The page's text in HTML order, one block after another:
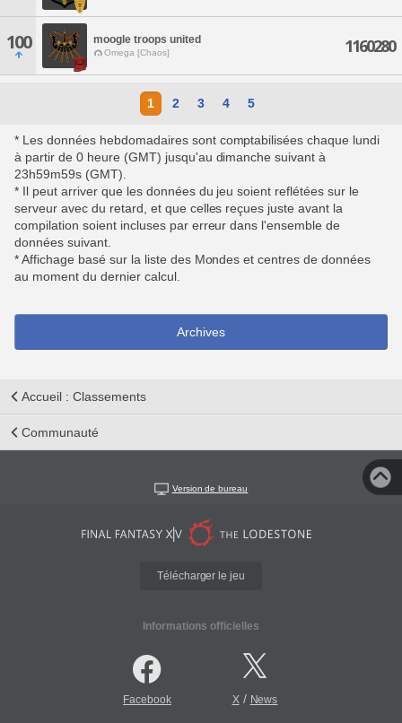
100 moogle troops united
Omega [Chaos] 1160280
1 2 3 4 5
* Les données hebdomadaires sont comptabilisées chaque lundi
à partir de 0 heure (GMT) jusqu'au dimanche suivant à
23h59m59s (GMT).
* Il peut arriver que les données du jeu soient reflétées sur le
serveur avec du retard, et que celles reçues juste avant la
compilation soient incluses par erreur dans l'ensemble de
données suivant.
* Affichage basé sur la liste des Mondes et centres de données
au moment du dernier calcul.
Archives
Accueil : Classements
Communauté
Version de bureau
Télécharger le jeu
Informations officielles
Facebook X/ News